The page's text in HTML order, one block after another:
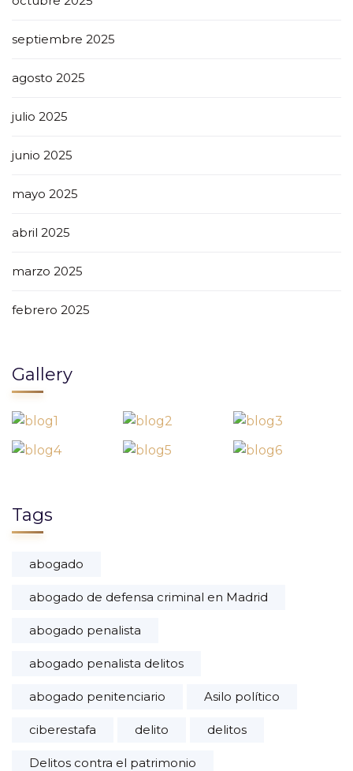
septiembre 2025
agosto 2025
julio 2025
junio 2025
mayo 2025
abril 2025
marzo 2025
febrero 2025
Gallery
Tags
abogado
abogado de defensa criminal en Madrid
abogado penalista
abogado penalista delitos
abogado penitenciario Asilo político
ciberestafa delito delitos
Delitos contra el patrimonio